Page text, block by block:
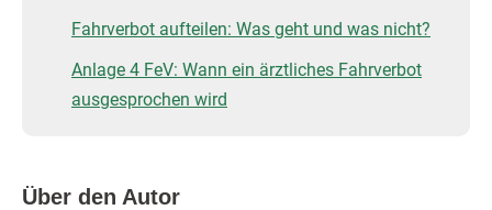
Fahrverbot aufteilen: Was geht und was nicht?
Anlage 4 FeV: Wann ein ärztliches Fahrverbot
ausgesprochen wird
Über den Autor